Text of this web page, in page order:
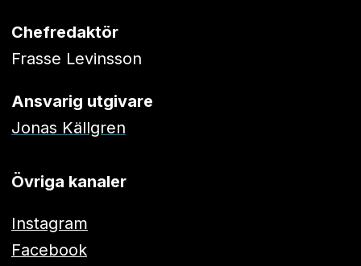
Chefredaktör
Frasse Levinsson
Ansvarig utgivare
Jonas Källgren
Övriga kanaler
Instagram
Facebook